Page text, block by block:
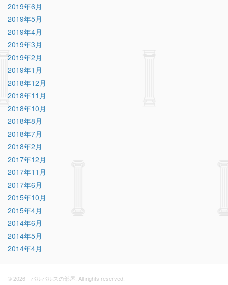
2019年6月
2019年5月
2019年4月
2019年3月
2019年2月
2019年1月
2018年12月
2018年11月
2018年10月
2018年8月
2018年7月
2018年2月
2017年12月
2017年11月
2017年6月
2015年10月
2015年4月
2014年6月
2014年5月
2014年4月
© 2026 - バルバルスの部屋. All rights reserved.